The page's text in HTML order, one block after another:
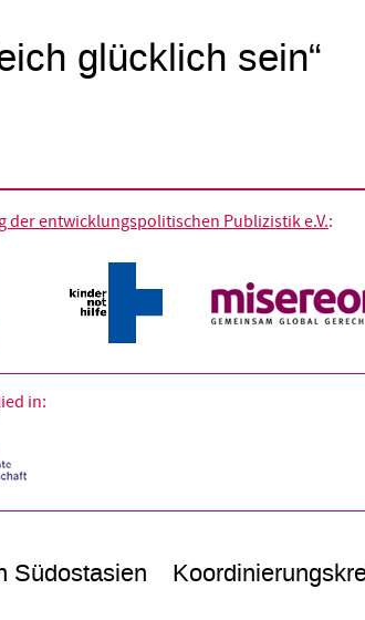
glücklich sein“
der entwicklungspolitischen Publizistik e.V.:
in:
Südostasien